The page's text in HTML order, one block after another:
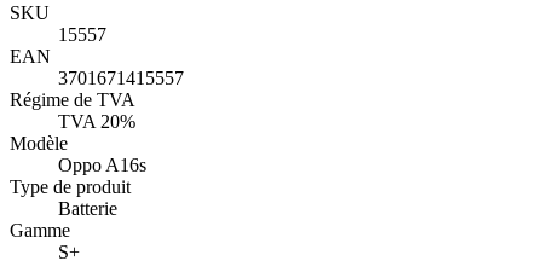
SKU
15557
EAN
3701671415557
Régime de TVA
TVA 20%
Modèle
Oppo A16s
Type de produit
Batterie
Gamme
S+